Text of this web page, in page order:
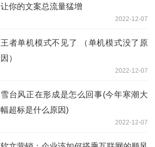
让你的文案总流量猛增
2022-12-07
王者单机模式不见了 （单机模式没了原
因）
2022-12-07
雪台风正在形成是怎么回事(今年寒潮大
幅超标是什么原因)
2022-12-07